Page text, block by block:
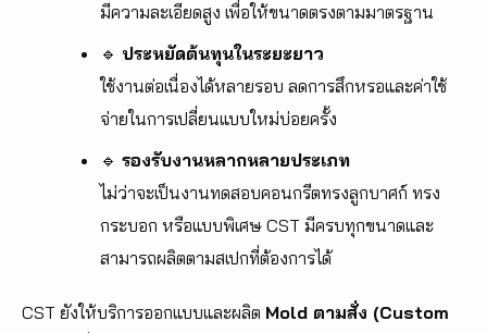
มีความละเอียดสูง เพื่อให้ขนาดตรงตามมาตรฐาน
🔹 ประหยัดต้นทุนในระยะยาว
ใช้งานต่อเนื่องได้หลายรอบ ลดการสึกหรอและค่าใช้
จ่ายในการเปลี่ยนแบบใหม่บ่อยครั้ง
🔹 รองรับงานหลากหลายประเภท
ไม่ว่าจะเป็นงานทดสอบคอนกรีตทรงลูกบาศก์ ทรง
กระบอก หรือแบบพิเศษ CST มีครบทุกขนาดและ
สามารถผลิตตามสเปกที่ต้องการได้
CST ยังให้บริการออกแบบและผลิต Mold ตามสั่ง (Custom